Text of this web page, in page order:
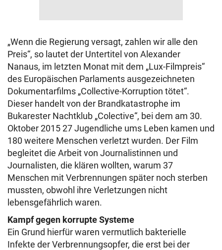
„Wenn die Regierung versagt, zahlen wir alle den
Preis“, so lautet der Untertitel von Alexander
Nanaus, im letzten Monat mit dem „Lux-Filmpreis“
des Europäischen Parlaments ausgezeichneten
Dokumentarfilms „Collective-Korruption tötet“.
Dieser handelt von der Brandkatastrophe im
Bukarester Nachtklub „Colective“, bei dem am 30.
Oktober 2015 27 Jugendliche ums Leben kamen und
180 weitere Menschen verletzt wurden. Der Film
begleitet die Arbeit von Journalistinnen und
Journalisten, die klären wollten, warum 37
Menschen mit Verbrennungen später noch sterben
mussten, obwohl ihre Verletzungen nicht
lebensgefährlich waren.
Kampf gegen korrupte Systeme
Ein Grund hierfür waren vermutlich bakterielle
Infekte der Verbrennungsopfer, die erst bei der